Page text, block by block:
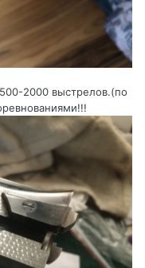
2000 выстрелов.(по